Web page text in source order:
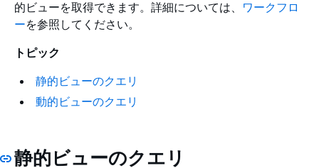
的ビューを取得できます。詳細については、 ワークフロ
ーを参照してください。
トピック
静的ビューのクエリ
動的ビューのクエリ
静的ビューのクエリ